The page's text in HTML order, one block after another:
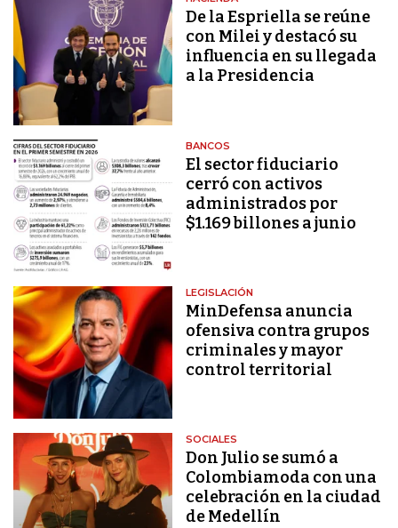
De la Espriella se reúne
con Milei y destacó su
influencia en su llegada
a la Presidencia
BANCOS
El sector fiduciario
cerró con activos
administrados por
$1.169 billones a junio
LEGISLACIÓN
MinDefensa anuncia
ofensiva contra grupos
criminales y mayor
control territorial
SOCIALES
Don Julio se sumó a
Colombiamoda con una
celebración en la ciudad
de Medellín